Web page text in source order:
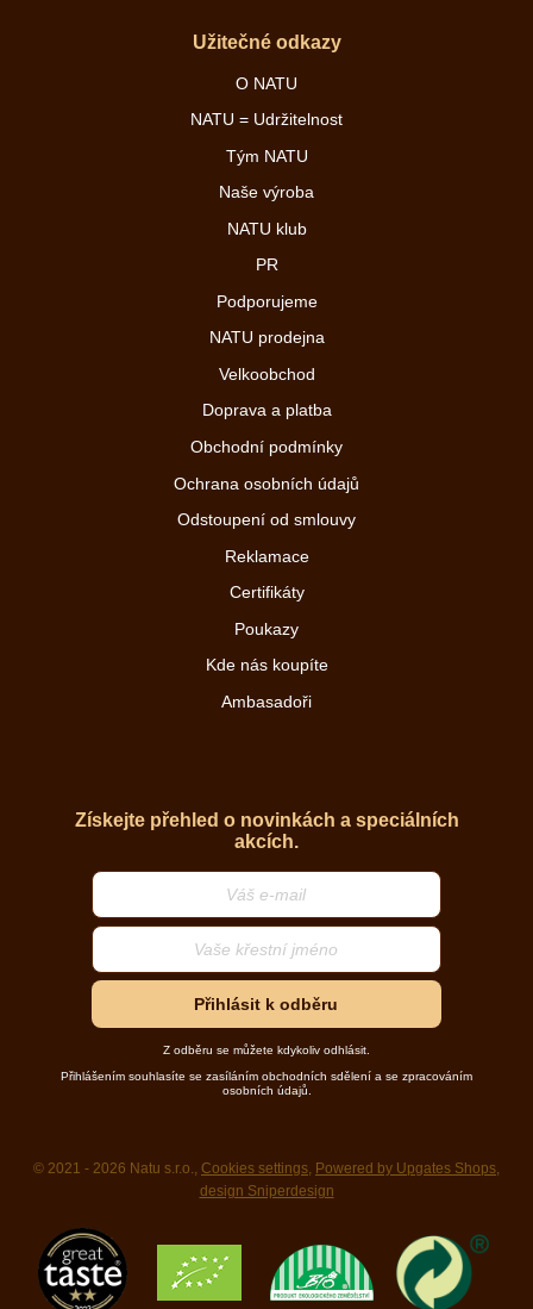
Užitečné odkazy
O NATU
NATU = Udržitelnost
Tým NATU
Naše výroba
NATU klub
PR
Podporujeme
NATU prodejna
Velkoobchod
Doprava a platba
Obchodní podmínky
Ochrana osobních údajů
Odstoupení od smlouvy
Reklamace
Certifikáty
Poukazy
Kde nás koupíte
Ambasadoři
Získejte přehled o novinkách a speciálních
akcích.
Přihlásit k odběru
Z odběru se můžete kdykoliv odhlásit.
Přihlášením souhlasíte se zasíláním obchodních sdělení a se zpracováním
osobních údajů.
© 2021 - 2026 Natu s.r.o., Cookies settings Powered by Upgates Shops
design Sniperdesign